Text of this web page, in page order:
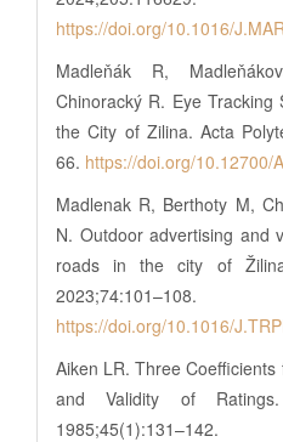
https://doi.org/10.1016/
Madleňák R,
Chinoracký R. Eye Tracking
the City of Zilina. Acta
66. https://doi.org/10.12700/
Madlenak R, Berthoty M,
N. Outdoor advertising and
roads in the city of
2023;74:101–108.
https://doi.org/10.1016/
Aiken LR. Three
and Validity of
1985;45(1):131–142.